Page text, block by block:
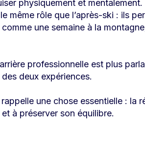
physiquement et
même rôle que l’après-ski : ils
une semaine à la
professionnelle est plus
deux expériences.
une chose essentielle : la
à préserver son équilibre.